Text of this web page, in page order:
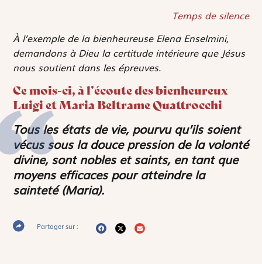
Temps de silence
À l’exemple de la bienheureuse Elena Enselmini,
demandons à Dieu la certitude intérieure que Jésus
nous soutient dans les épreuves.
Ce mois-ci, à l’écoute des bienheureux
Luigi et Maria Beltrame Quattrocchi
Tous les états de vie, pourvu qu’ils soient
vécus sous la douce pression de la volonté
divine, sont nobles et saints, en tant que
moyens efficaces pour atteindre la
sainteté (Maria).
Partager sur :